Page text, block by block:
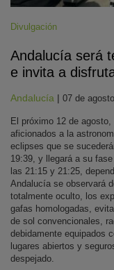
Divulgación
Andalucía será
e invita a
Andalucía | 07 de
El próximo 12 de
aficionados a la
eclipses que se
19:39, y llegará a su
las 21:15 y 21:25,
Andalucía se observará
totalmente oculto, los
gafas homologadas,
de sol convencionales,
debidamente equipados
lugares abiertos y
despejado.